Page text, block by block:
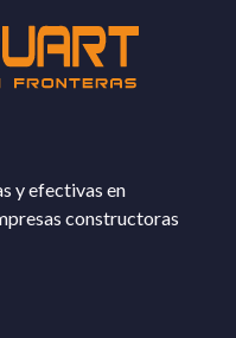
y efectivas en
constructoras